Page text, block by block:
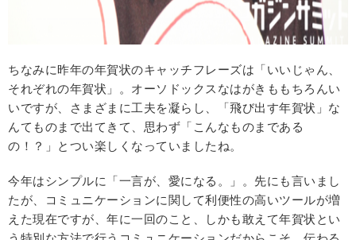
ちなみに昨年の年賀状のキャッチフレーズは「いいじゃん、
それぞれの年賀状」。オーソドックスなはがきももちろんい
いですが、さまざまに工夫を凝らし、「飛び出す年賀状」な
んてものまで出てきて、思わず「こんなものまである
の！？」とつい楽しくなっていましたね。
今年はシンプルに「一言が、愛になる。」。先にも言いまし
たが、コミュニケーションに関して利便性の高いツールが増
えた現在ですが、年に一回のこと、しかも敢えて年賀状とい